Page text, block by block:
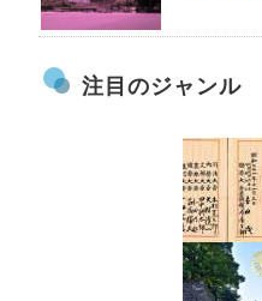
注目のジャンル